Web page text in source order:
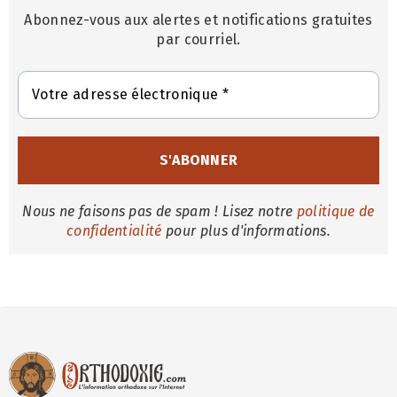
Abonnez-vous aux alertes et notifications gratuites
par courriel.
Nous ne faisons pas de spam ! Lisez notre politique de
confidentialité pour plus d'informations.